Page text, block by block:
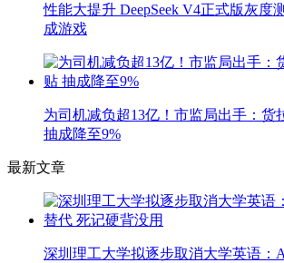
性能大提升 DeepSeek V4正式版灰度
成游戏
为司机减负超13亿！市监局出手：货
抽成降至9%
最新文章
深圳理工大学拟逐步取消大学英语：